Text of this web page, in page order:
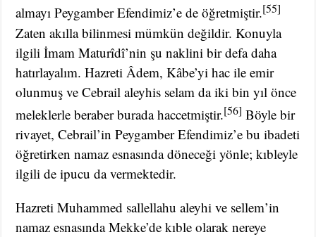
almayı Peygamber Efendimiz’e de öğretmiştir.[55]
Zaten akılla bilinmesi mümkün değildir. Konuyla
ilgili İmam Maturîdî’nin şu naklini bir defa daha
hatırlayalım. Hazreti Âdem, Kâbe’yi hac ile emir
olunmuş ve Cebrail aleyhis selam da iki bin yıl önce
meleklerle beraber burada haccetmiştir.[56] Böyle bir
rivayet, Cebrail’in Peygamber Efendimiz’e bu ibadeti
öğretirken namaz esnasında döneceği yönle; kıbleyle
ilgili de ipucu da vermektedir.
Hazreti Muhammed sallellahu aleyhi ve sellem’in
namaz esnasında Mekke’de kıble olarak nereye